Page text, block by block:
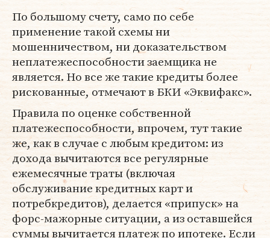
По большому счету, само по себе
применение такой схемы ни
мошенничеством, ни доказательством
неплатежеспособности заемщика не
является. Но все же такие кредиты более
рискованные, отмечают в БКИ «Эквифакс».
Правила по оценке собственной
платежеспособности, впрочем, тут такие
же, как в случае с любым кредитом: из
дохода вычитаются все регулярные
ежемесячные траты (включая
обслуживание кредитных карт и
потребкредитов), делается «припуск» на
форс-мажорные ситуации, а из оставшейся
суммы вычитается платеж по ипотеке. Если